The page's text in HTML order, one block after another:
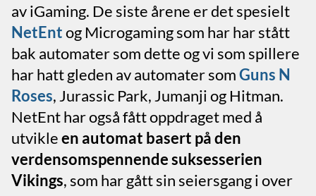
av iGaming. De siste årene er det spesielt
NetEntog Microgaming som har har stått
bak automater som dette og vi som spillere
har hatt gleden av automater somGuns N
Roses, Jurassic Park, Jumanji og Hitman.
NetEnt har også fått oppdraget med å
utvikleen automat basert på den
verdensomspennende suksesserien
Vikings, som har gått sin seiersgang i over